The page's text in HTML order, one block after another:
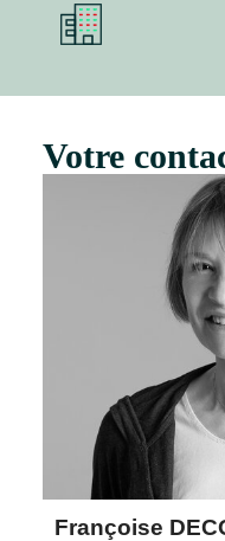
Votre
Françoise